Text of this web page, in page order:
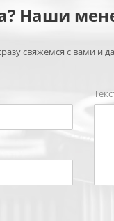
Наши
свяжемся с вами и